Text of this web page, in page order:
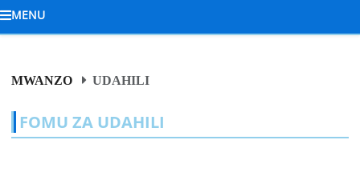
MENU
MWANZO UDAHILI
FOMU ZA UDAHILI